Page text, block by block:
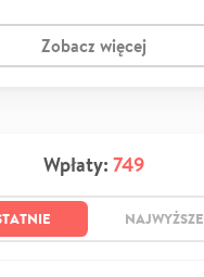
Zobacz więcej
Wpłaty: 749
NAJWYŻSZE